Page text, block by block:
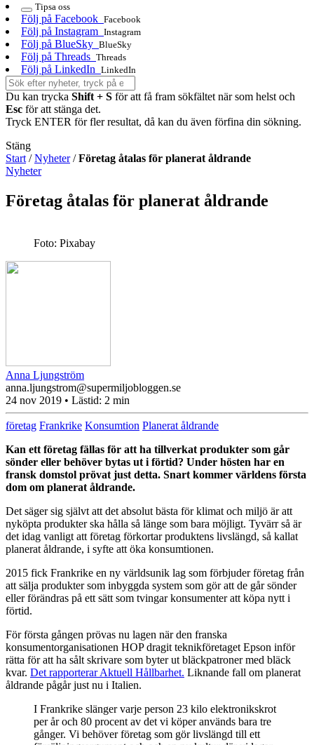
Tipsa oss
Följ på Facebook Facebook
Följ på Instagram Instagram
Följ på BlueSky BlueSky
Följ på Threads Threads
Följ på LinkedIn LinkedIn
Du kan trycka Shift + S för att få fram sökfältet när som helst och
Esc för att stänga det.
Tryck ENTER för fler resultat, då kan du även förfina din sökning.
Stäng
Start /Nyheter/Företag åtalas för planerat åldrande
Nyheter
Företag åtalas för planerat åldrande
Foto: Pixabay
Anna Ljungström
anna.ljungstrom@supermiljobloggen.se
24 nov 2019 • Lästid: 2 min
företag Frankrike Konsumtion Planerat åldrande
Kan ett företag fällas för att ha tillverkat produkter som går
sönder eller behöver bytas ut i förtid? Under hösten har en
fransk domstol prövat just detta. Snart kommer världens första
dom om planerat åldrande.
Det säger sig självt att det absolut bästa för klimat och miljö är att
nyköpta produkter ska hålla så länge som bara möjligt. Tyvärr så är
det idag vanligt att företag förkortar produktens livslängd, så kallat
planerat åldrande, i syfte att öka konsumtionen.
2015 fick Frankrike en ny världsunik lag som förbjuder företag från
att sälja produkter som inbyggda system som gör att de går sönder
eller förändras på ett sätt som tvingar konsumenter att köpa nytt i
förtid.
För första gången prövas nu lagen när den franska
konsumentorganisationen HOP dragit teknikföretaget Epson inför
rätta för att ha sålt skrivare som byter ut bläckpatroner med bläck
kvar. Det rapporterar Aktuell Hållbarhet. Liknande fall om planerat
åldrande pågår just nu i Italien.
I Frankrike slänger varje person 23 kilo elektronikskrot
per år och 80 procent av det vi köper används bara tre
gånger. Vi behöver företag som gör livslängd till ett